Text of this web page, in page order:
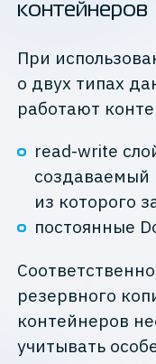
контейнеров
При
о двух типах
работают
read-write
создаваемый
из которого
постоянные
резервного
контейнеров
учитывать